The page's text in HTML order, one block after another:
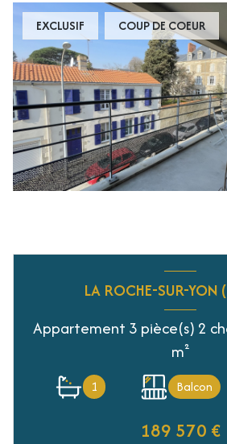
EXCLUSIF COUP DE COEUR
LA ROCHE-SUR-
Appartement 3 pièce(s) 2 chambre(s) 68.95
m²
1 Balcon
189 570 €